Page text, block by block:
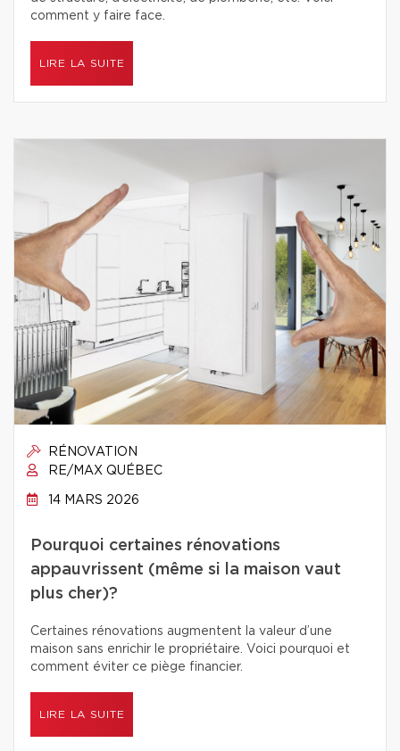
comment y faire face.
LIRE LA SUITE
RÉNOVATION
RE/MAX QUÉBEC
14 MARS 2026
Pourquoi certaines rénovations
appauvrissent (même si la maison vaut
plus cher)?
Certaines rénovations augmentent la valeur d’une
maison sans enrichir le propriétaire. Voici pourquoi et
comment éviter ce piège financier.
LIRE LA SUITE